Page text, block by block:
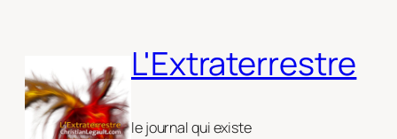
L'Extraterrestre
le journal qui existe